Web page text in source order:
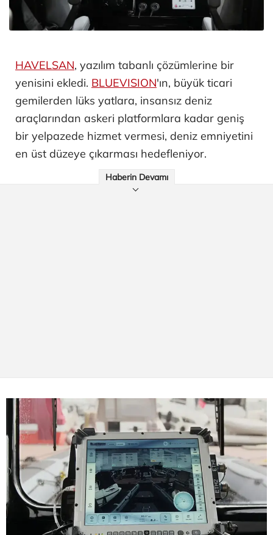
HAVELSAN, yazılım tabanlı çözümlerine bir
yenisini ekledi. BLUEVISION'ın, büyük ticari
gemilerden lüks yatlara, insansız deniz
araçlarından askeri platformlara kadar geniş
bir yelpazede hizmet vermesi, deniz emniyetini
en üst düzeye çıkarması hedefleniyor.
Haberin Devamı